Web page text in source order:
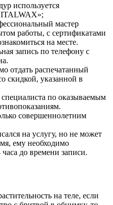
используется
мастер
работы, с сертификатами
на месте.
запись по телефону с
отдать распечатанный
скидкой, указанной в
по оказываемым
совершеннолетним
на услугу, но не может
ему необходимо
до времени записи.
на теле, если